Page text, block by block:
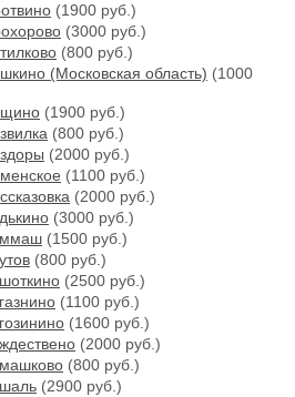
(1900 руб.)
(3000 руб.)
(800 руб.)
(Московская область) (1000
(1900 руб.)
(800 руб.)
(2000 руб.)
(1100 руб.)
(2000 руб.)
(3000 руб.)
(1500 руб.)
(800 руб.)
(2500 руб.)
(1100 руб.)
(1600 руб.)
(2000 руб.)
(800 руб.)
(2900 руб.)